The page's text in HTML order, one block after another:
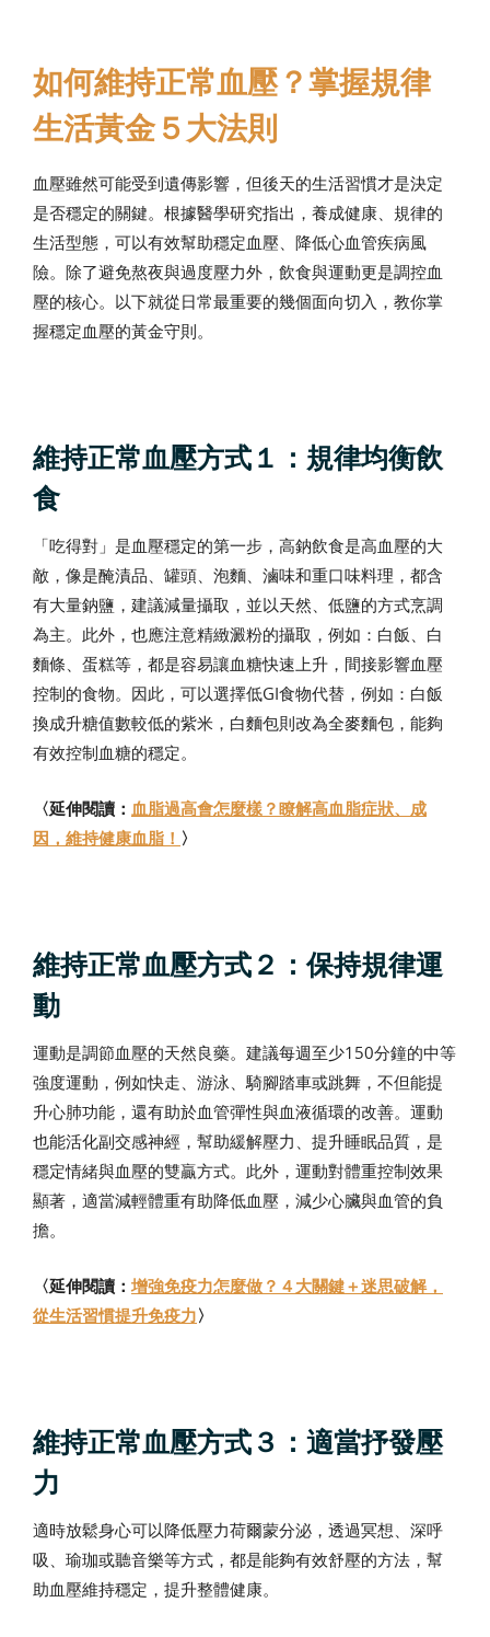
如何維持正常血壓？掌握規律
生活黃金５大法則
血壓雖然可能受到遺傳影響，但後天的生活習慣才是決定
是否穩定的關鍵。根據醫學研究指出，養成健康、規律的
生活型態，可以有效幫助穩定血壓、降低心血管疾病風
險。除了避免熬夜與過度壓力外，飲食與運動更是調控血
壓的核心。以下就從日常最重要的幾個面向切入，教你掌
握穩定血壓的黃金守則。
維持正常血壓方式１：規律均衡飲
食
「吃得對」是血壓穩定的第一步，高鈉飲食是高血壓的大
敵，像是醃漬品、罐頭、泡麵、滷味和重口味料理，都含
有大量鈉鹽，建議減量攝取，並以天然、低鹽的方式烹調
為主。此外，也應注意精緻澱粉的攝取，例如：白飯、白
麵條、蛋糕等，都是容易讓血糖快速上升，間接影響血壓
控制的食物。因此，可以選擇低GI食物代替，例如：白飯
換成升糖值數較低的紫米，白麵包則改為全麥麵包，能夠
有效控制血糖的穩定。
〈延伸閱讀： 血脂過高會怎麼樣？瞭解高血脂症狀、成
因，維持健康血脂！ 〉
維持正常血壓方式２：保持規律運
動
運動是調節血壓的天然良藥。建議每週至少150分鐘的中等
強度運動，例如快走、游泳、騎腳踏車或跳舞，不但能提
升心肺功能，還有助於血管彈性與血液循環的改善。運動
也能活化副交感神經，幫助緩解壓力、提升睡眠品質，是
穩定情緒與血壓的雙贏方式。此外，運動對體重控制效果
顯著，適當減輕體重有助降低血壓，減少心臟與血管的負
擔。
〈延伸閱讀： 增強免疫力怎麼做？４大關鍵＋迷思破解，
從生活習慣提升免疫力〉
維持正常血壓方式３：適當抒發壓
力
適時放鬆身心可以降低壓力荷爾蒙分泌，透過冥想、深呼
吸、瑜珈或聽音樂等方式，都是能夠有效舒壓的方法，幫
助血壓維持穩定，提升整體健康。